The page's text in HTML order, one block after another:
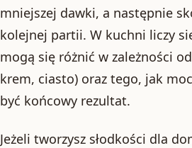
mniejszej dawki, a następnie
kolejnej partii. W kuchni liczy
mogą się różnić w zależności
krem, ciasto) oraz tego, jak
być końcowy rezultat.
Jeżeli tworzysz słodkości dla